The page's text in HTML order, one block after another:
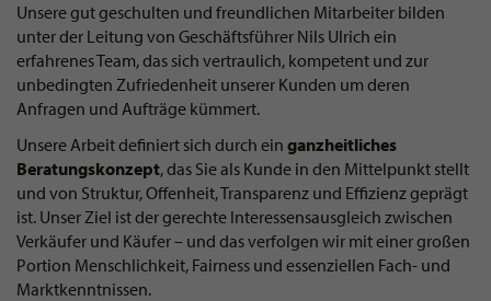
Unsere gut geschulten und freundlichen Mitarbeiter bilden
unter der Leitung von Geschäftsführer Nils Ulrich ein
erfahrenes Team, das sich vertraulich, kompetent und zur
unbedingten Zufriedenheit unserer Kunden um deren
Anfragen und Aufträge kümmert.
Unsere Arbeit definiert sich durch ein ganzheitliches
Beratungskonzept, das Sie als Kunde in den Mittelpunkt stellt
und von Struktur, Offenheit, Transparenz und Effizienz geprägt
ist. Unser Ziel ist der gerechte Interessensausgleich zwischen
Verkäufer und Käufer – und das verfolgen wir mit einer großen
Portion Menschlichkeit, Fairness und essenziellen Fach- und
Marktkenntnissen.